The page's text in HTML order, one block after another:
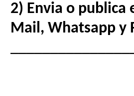
2) Envia o publica
Mail, Whatsapp y